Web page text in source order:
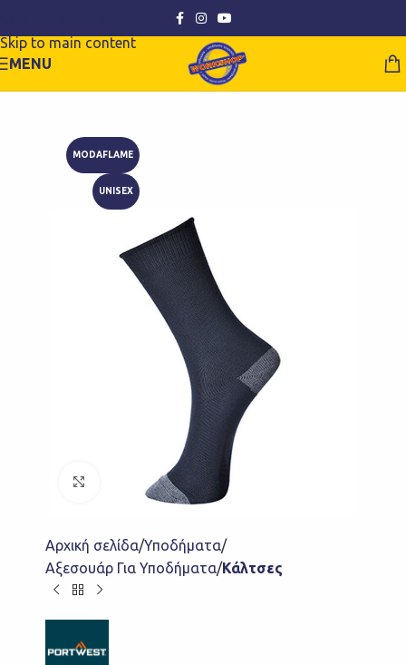
Skip to main content
MENU
MODAFLAME
UNISEX
Click to enlarge
Αρχική σελίδα Υποδήματα
Αξεσουάρ Για Υποδήματα Κάλτσες